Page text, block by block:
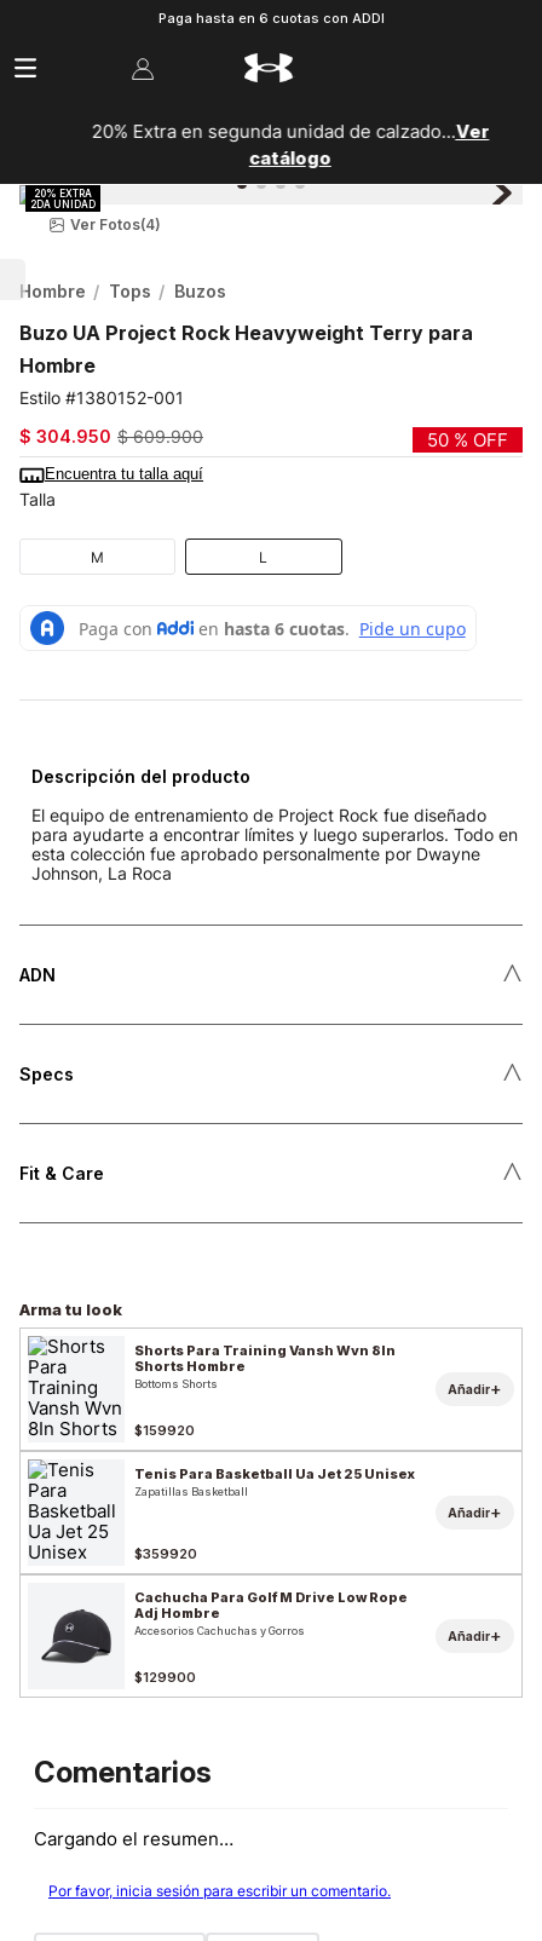
Paga hasta en 6 cuotas con ADDI
20% Extra en segunda unidad de calzado...Ver
catálogo
Ver Fotos(4)
Hombre Tops Buzos
Buzo UA Project Rock Heavyweight Terry para
Hombre
1380152-001
$ 304.950 $ 609.900 50 % OFF
Encuentra tu talla aquí
Talla
M L
Descripción del producto
El equipo de entrenamiento de Project Rock fue diseñado
para ayudarte a encontrar límites y luego superarlos. Todo en
esta colección fue aprobado personalmente por Dwayne
Johnson, La Roca
ADN ˄
Specs ˄
Fit & Care ˄
Arma tu look
Shorts Para Training Vansh Wvn 8In
Shorts Hombre
Bottoms Shorts
$159920
Añadir+
Tenis Para Basketball Ua Jet 25 Unisex
Zapatillas Basketball
$359920
Añadir+
Cachucha Para Golf M Drive Low Rope
Adj Hombre
Accesorios Cachuchas y Gorros
$129900
Añadir+
Comentarios
Cargando el resumen…
Por favor, inicia sesión para escribir un comentario.